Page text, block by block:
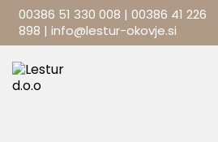
00386 51 330 008 | 00386 41 226
898 | info@lestur-okovje.si